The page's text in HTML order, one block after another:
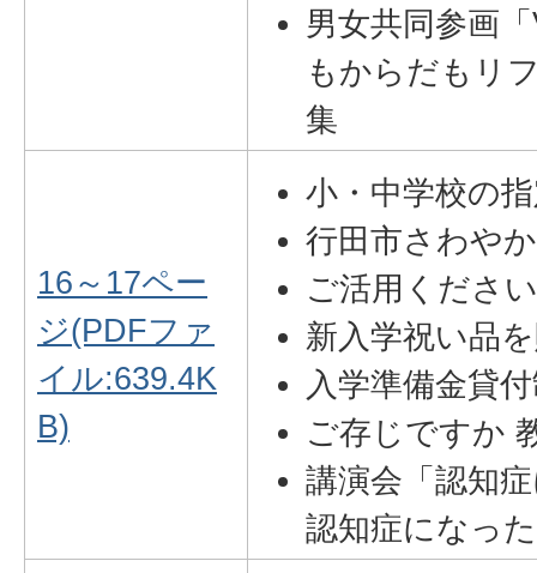
男女共同参画
もからだもリ
集
16～17ペー
ジ(PDFファ
イル:639.4K
B)
小・中学校の
行田市さわや
ご活用くださ
新入学祝い品
入学準備金貸
ご存じですか
講演会「認知
認知症になっ